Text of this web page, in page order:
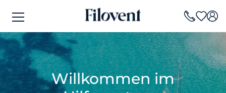
Willkommen im